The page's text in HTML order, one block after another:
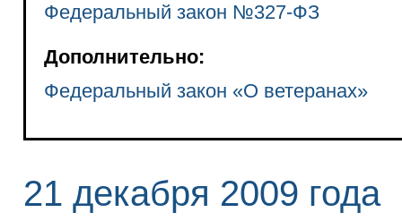
Федеральный закон №327-ФЗ
Дополнительно:
Федеральный закон «О ветеранах»
21 декабря 2009 года